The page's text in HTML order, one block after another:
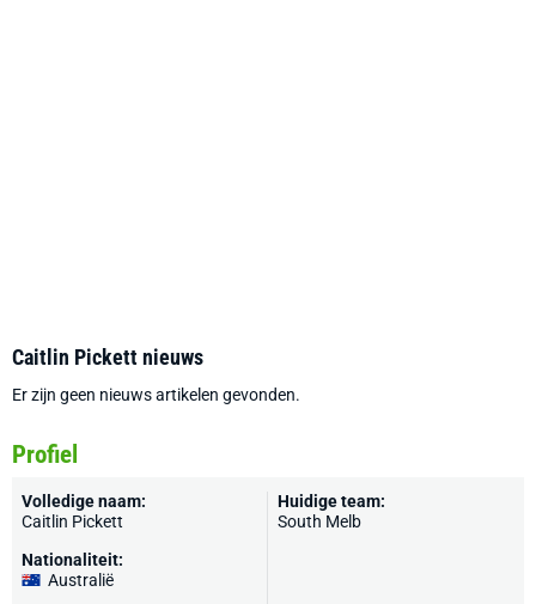
Caitlin Pickett nieuws
Er zijn geen nieuws artikelen gevonden.
Profiel
Volledige naam:
Caitlin Pickett
Nationaliteit:
Australië
Huidige team:
South Melb